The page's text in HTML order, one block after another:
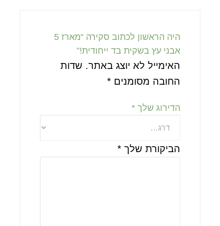
היה הראשון לכתוב סקירה “מארז 5
אבני עץ בשקית בד ייחודית!”
האימייל לא יוצג באתר. שדות
החובה מסומנים*
הדירוג שלך*
הביקורת שלך*